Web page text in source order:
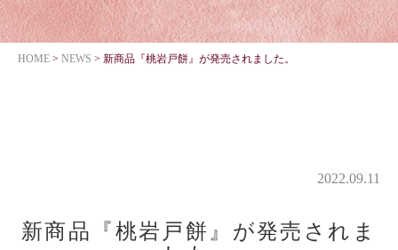
HOME > NEWS > 新商品『桃岩戸餅』が発売されました。
2022.09.11
新商品『桃岩戸餅』が発売されま